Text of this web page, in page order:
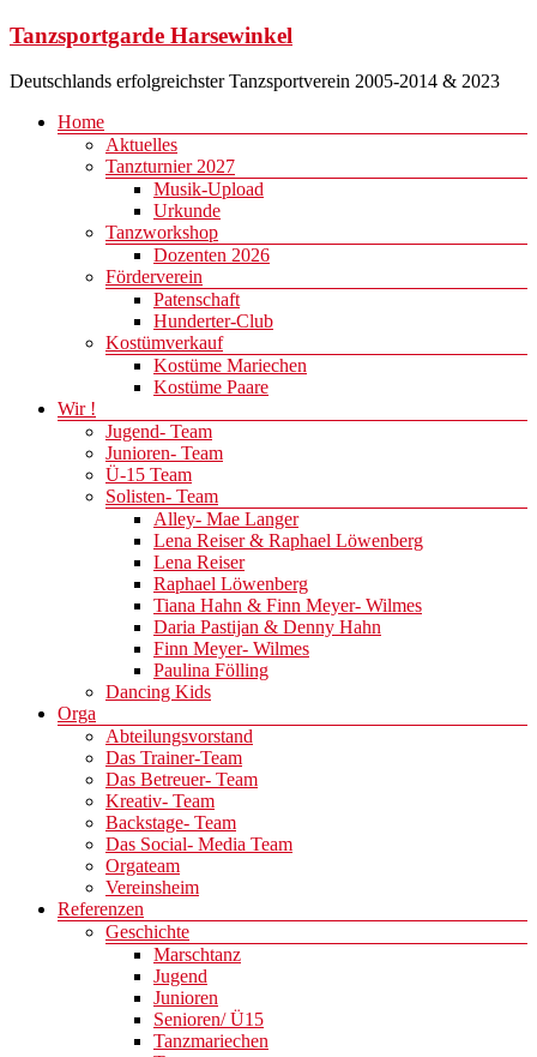
Zum
springen
Tanzsportgarde Harsewinkel
Deutschlands erfolgreichster Tanzsportverein 2005-2014 & 2023
Menü
Home
Aktuelles
Tanzturnier 2027
Musik-Upload
Urkunde
Tanzworkshop
Dozenten 2026
Förderverein
Patenschaft
Hunderter-Club
Kostümverkauf
Kostüme Mariechen
Kostüme Paare
Wir !
Jugend- Team
Junioren- Team
Ü-15 Team
Solisten- Team
Alley- Mae Langer
Lena Reiser & Raphael Löwenberg
Lena Reiser
Raphael Löwenberg
Tiana Hahn & Finn Meyer- Wilmes
Daria Pastijan & Denny Hahn
Finn Meyer- Wilmes
Paulina Fölling
Dancing Kids
Orga
Abteilungsvorstand
Das Trainer-Team
Das Betreuer- Team
Kreativ- Team
Backstage- Team
Das Social- Media Team
Orgateam
Vereinsheim
Referenzen
Geschichte
Marschtanz
Jugend
Junioren
Senioren/ Ü15
Tanzmariechen